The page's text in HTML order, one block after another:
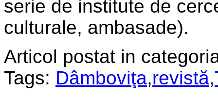
serie de institute de
culturale, ambasade).
Articol postat in
Tags: Dâmboviţa,revistă,